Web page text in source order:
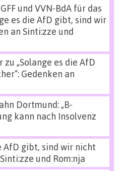
und VVN-BdA für das
es die AfD gibt, sind wir
an Sinti:zze und
zu „Solange es die AfD
Gedenken an
Dortmund: „B-
kann nach Insolvenz
AfD gibt, sind wir nicht
und Rom:nja